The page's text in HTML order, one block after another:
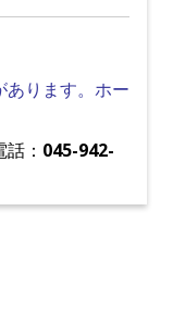
あります。ホー
： 045-942-